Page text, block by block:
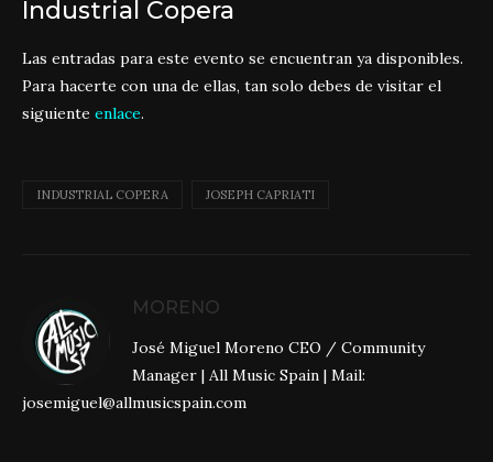
Industrial Copera
Las entradas para este evento se encuentran ya disponibles.
Para hacerte con una de ellas, tan solo debes de visitar el
siguiente enlace.
INDUSTRIAL COPERA JOSEPH CAPRIATI
MORENO
José Miguel Moreno CEO / Community
Manager | All Music Spain | Mail:
josemiguel@allmusicspain.com